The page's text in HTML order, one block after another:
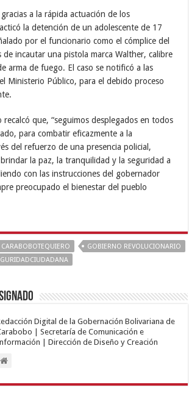
a la rápida actuación de los
la detención de un adolescente de 17
por el funcionario como el cómplice del
de incautar una pistola marca Walther, calibre
arma de fuego. El caso se notificó a las
Ministerio Público, para el debido proceso
recalcó que, “seguimos desplegados en todos
para combatir eficazmente a la
del refuerzo de una presencia policial,
la paz, la tranquilidad y la seguridad a
con las instrucciones del gobernador
preocupado el bienestar del pueblo
CARABOBOTEQUIERO
GOBIERNO REVOLUCIONARIO
Digital de la Gobernación Bolivariana de
| Secretaría de Comunicación e
| Dirección de Diseño y Creación